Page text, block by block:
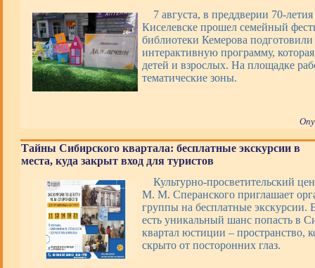
7 августа, в преддверии 70-
Киселевске прошел семейный
библиотеки Кемерова подготовили
интерактивную программу,
детей и взрослых. На площадке
тематические зоны.
Тайны Сибирского квартала: бесплатные экскурсии в
места, куда закрыт вход для туристов
Культурно-просветительский
М. М. Сперанского приглашает
группы на бесплатные экскурсии.
есть уникальный шанс попасть в
квартал юстиции – пространство,
скрыто от посторонних глаз.